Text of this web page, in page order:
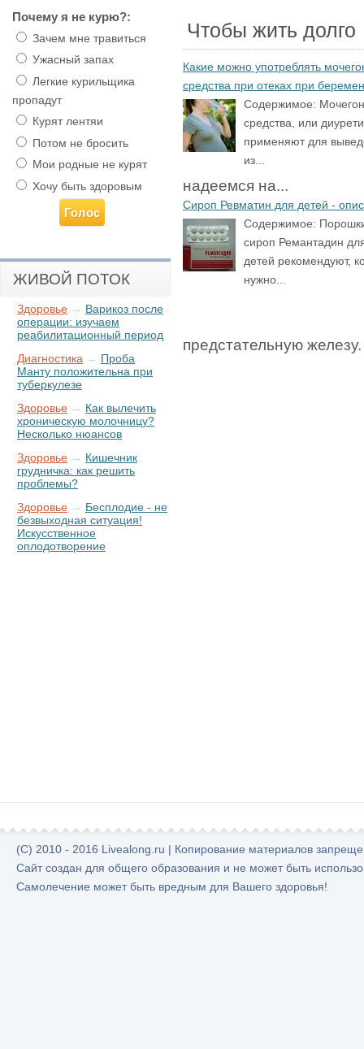
Чтобы жить долго
Какие можно употреблять
средства при отеках при
Содержимое:
средства, или
применяют для
из...
надеемся на...
Сироп Ревматин для детей -
Содержимое:
сироп Ремантадин
детей рекомендуют,
нужно...
предстательную
Почему я не курю?:
Зачем мне травиться
Ужасный запах
Легкие курильщика
пропадут
Курят лентяи
Потом не бросить
Мои родные не курят
Хочу быть здоровым
ЖИВОЙ ПОТОК
Здоровье → Варикоз после
операции: изучаем
реабилитационный период
Диагностика → Проба
Манту положительна при
туберкулезе
Здоровье → Как вылечить
хроническую молочницу?
Несколько нюансов
Здоровье → Кишечник
грудничка: как решить
проблемы?
Здоровье → Бесплодие - не
безвыходная ситуация!
Искусственное
оплодотворение
(C) 2010 - 2016 Livealong.ru | Копирование материалов
Сайт создан для общего образования и не может быть
Самолечение может быть вредным для Вашего здоровья!